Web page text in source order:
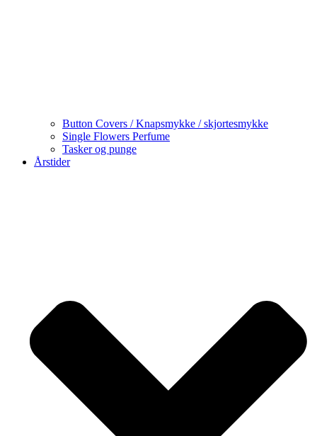
Button Covers / Knapsmykke / skjortesmykke
Single Flowers Perfume
Tasker og punge
Årstider